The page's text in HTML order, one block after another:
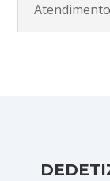
Atendimento